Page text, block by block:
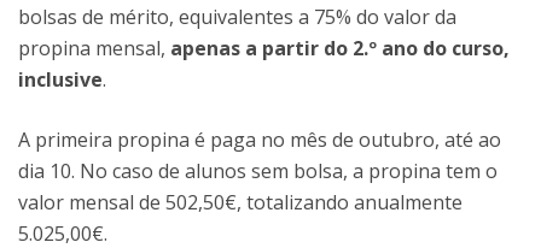
bolsas de mérito, equivalentes a 75% do valor da
propina mensal, apenas a partir do 2.º ano do curso,
inclusive.
A primeira propina é paga no mês de outubro, até ao
dia 10. No caso de alunos sem bolsa, a propina tem o
valor mensal de 502,50€, totalizando anualmente
5.025,00€.